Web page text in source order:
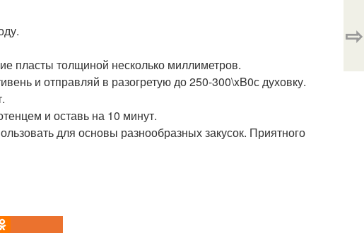
пласты толщиной несколько миллиметров.
и отправляй в разогретую до 250-300\xB0с духовку.
и оставь на 10 минут.
для основы разнообразных закусок. Приятного
⇨